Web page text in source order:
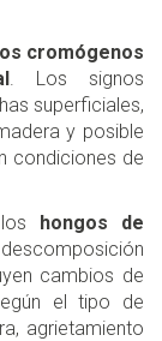
cromógenos
. Los signos
superficiales,
y posible
condiciones de
hongos de
cambios de
el tipo de
agrietamiento